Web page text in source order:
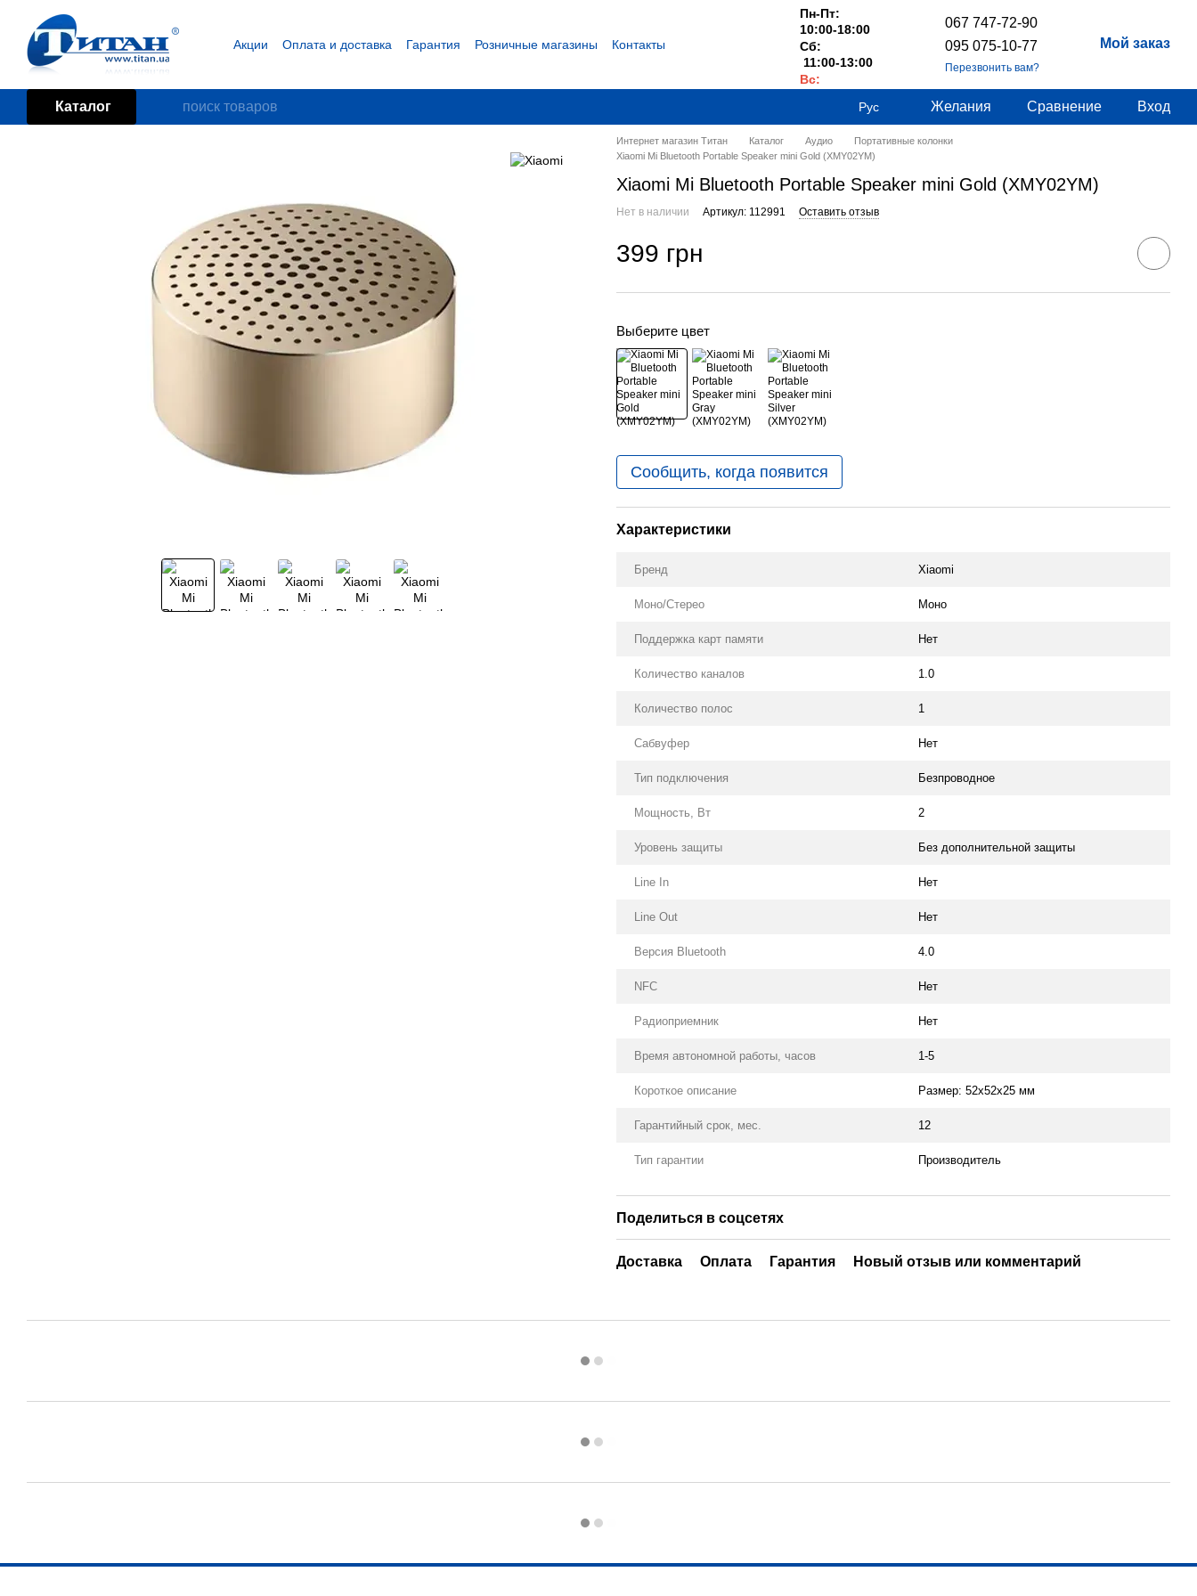
Перейти к основному контенту
Акции Оплата и доставка Гарантия Розничные магазины
Контакты
Пн-Пт:
10:00-18:00
Сб:
11:00-13:00
Вс:
067 747-72-90
095 075-10-77
Перезвонить вам?
Мой заказ
Каталог Рус Желания Сравнение Вход
Интернет магазин Титан Каталог Аудио
Портативные колонки
Xiaomi Mi Bluetooth Portable Speaker mini Gold (XMY02YM)
Xiaomi Mi Bluetooth Portable Speaker mini Gold (XMY02YM)
Нет в наличии Артикул: 112991 Оставить отзыв
399 грн
Выберите цвет
Сообщить, когда появится
Характеристики
Бренд Xiaomi
Моно/Стерео Моно
Поддержка карт памяти Нет
Количество каналов 1.0
Количество полос 1
Сабвуфер Нет
Тип подключения Безпроводное
Мощность, Вт 2
Уровень защиты Без дополнительной защиты
Line In Нет
Line Out Нет
Версия Bluetooth 4.0
NFC Нет
Радиоприемник Нет
Время автономной работы, часов 1-5
Короткое описание Размер: 52х52х25 мм
Гарантийный срок, мес. 12
Тип гарантии Производитель
Поделиться в соцсетях
Доставка Оплата Гарантия Новый отзыв или комментарий